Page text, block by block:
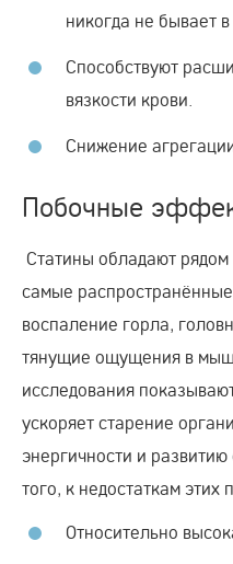
никогда не бывает
Способствуют
вязкости крови.
Снижение
Побочные
Статины обладают
самые
воспаление горла,
тянущие ощущения в
исследования
ускоряет старение
энергичности и
того, к недостаткам
Относительно